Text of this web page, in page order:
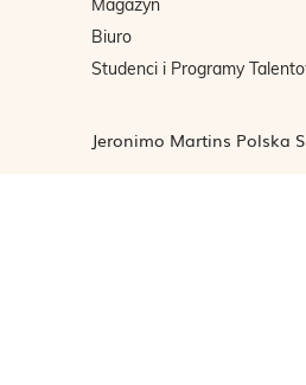
Biuro
Studenci i Programy
Jeronimo Martins Polska